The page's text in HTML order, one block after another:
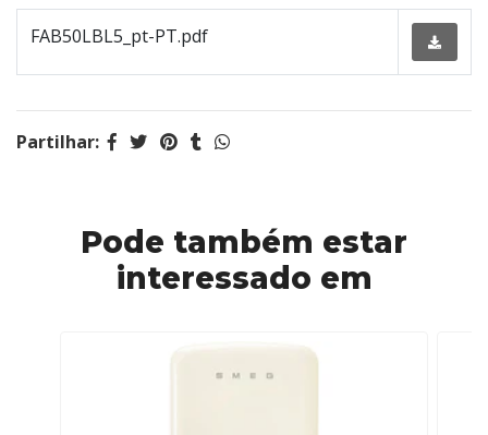
FAB50LBL5_pt-PT.pdf
Partilhar:
Pode também estar
interessado em